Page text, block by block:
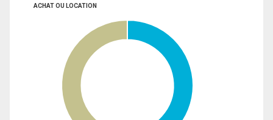
ACHAT OU LOCATION